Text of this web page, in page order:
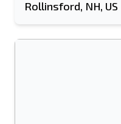
Rollinsford, NH, US